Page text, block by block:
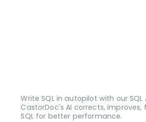
Write SQL in autopilot with our SQL
CastorDoc's AI corrects,
SQL for better performance.